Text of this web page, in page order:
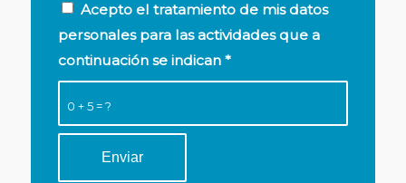
Acepto el tratamiento de mis datos
personales para las actividades que a
continuación se indican *
0 + 5 = ?